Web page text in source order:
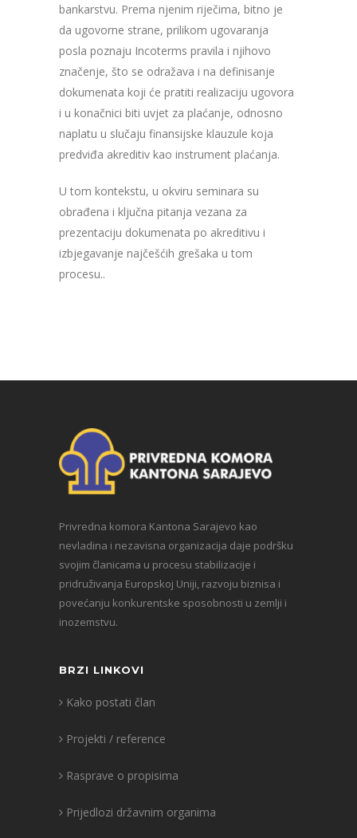
bankarstvu. Prema njenim riječima, bitno je
da ugovorne strane, prilikom ugovaranja
posla poznaju Incoterms pravila i njihovo
značenje, što se odražava i na definisanje
dokumenata koji će pratiti realizaciju ugovora
i u konačnici biti uvjet za plaćanje, odnosno
naplatu u slučaju finansijske klauzule koja
predviđa akreditiv kao instrument plaćanja.
U tom kontekstu, u okviru seminara su
obrađena i ključna pitanja vezana za
prezentaciju dokumenata po akreditivu i
izbjegavanje najčešćih grešaka u tom
procesu..
Privredna komora Kantona Sarajevo kao
nevladina i nezavisna organizacija daje podršku
svojim članicama u procesu stabilizacije i
pridruživanja Europskoj Uniji, razvoju biznisa i
povećanju konkurentske sposobnosti u zemlji i
inozemstvu.
BRZI LINKOVI
Kako postati član
Projekti / reference
Rasprave o propisima
Prijedlozi državnim organima